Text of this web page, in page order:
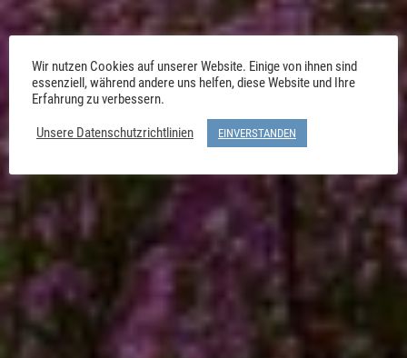
Wir nutzen Cookies auf unserer Website. Einige von ihnen sind
essenziell, während andere uns helfen, diese Website und Ihre
Erfahrung zu verbessern.
Unsere Datenschutzrichtlinien
EINVERSTANDEN